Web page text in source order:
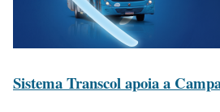
Sistema Transcol apoia a